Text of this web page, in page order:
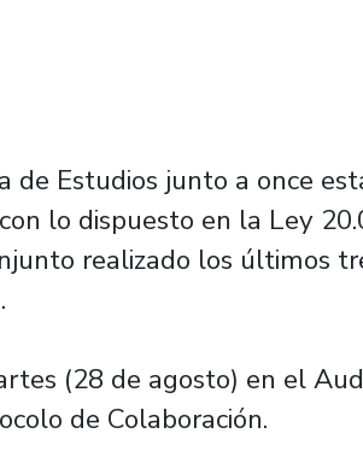
de Estudios junto a once
lo dispuesto en la Ley
realizado los últimos
(28 de agosto) en el
de Colaboración.